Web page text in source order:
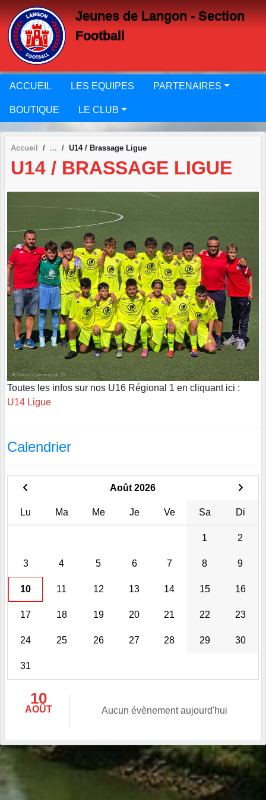
Jeunes de Langon - Section
Football
ACCUEIL LES EQUIPES PARTENAIRES
BOUTIQUE LE CLUB
Accueil U14 / Brassage Ligue
U14 / BRASSAGE LIGUE
Toutes les infos sur nos U16 Régional 1 en cliquant ici :
U14 Ligue
Calendrier
Août 2026
Lu Ma Me Je Ve Sa Di
1 2
3 4 5 6 7 8 9
10 11 12 13 14 15 16
17 18 19 20 21 22 23
24 25 26 27 28 29 30
31
10
AOÛT Aucun évènement aujourd'hui
Panneau de gestion des cookies